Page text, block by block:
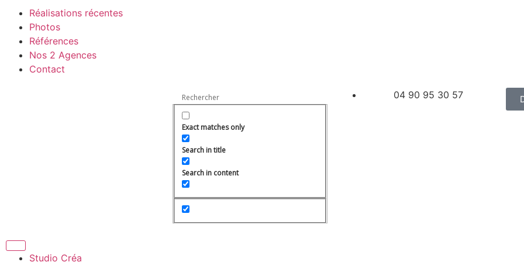
Réalisations récentes
Photos
Références
Nos 2 Agences
Contact
Exact matches only
Search in title
Search in content
04 90 95 30 57
Studio Créa